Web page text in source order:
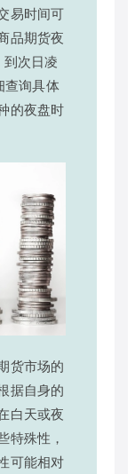
易时间可
品期货夜
次日凌
查询具体
的夜盘时
货市场的
据自身的
白天或夜
特殊性，
可能相对